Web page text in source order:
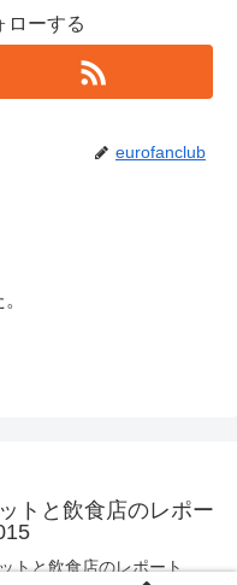
ローする
eurofanclub
トと飲食店のレポー
トと飲食店のレポート